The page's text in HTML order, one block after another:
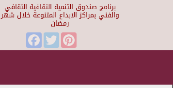
برنامج صندوق التنمية الثقافية الثقافي
والفني بمراكز الابداع المتنوعة خلال شهر
رمضان
FacebookTwitterPinterest